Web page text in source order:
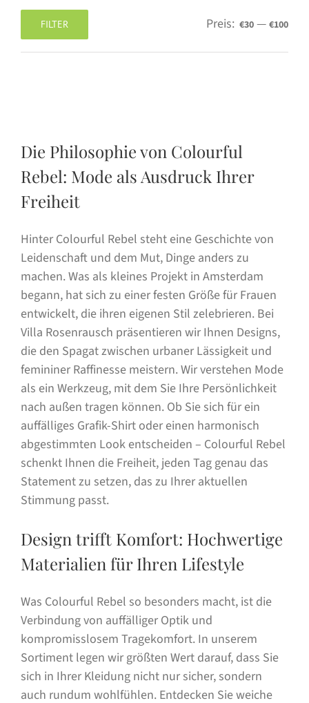
Preis
Max.
Preis
FILTER Preis: €30 —€100
Die Philosophie von Colourful
Rebel: Mode als Ausdruck Ihrer
Freiheit
Hinter Colourful Rebel steht eine Geschichte von
Leidenschaft und dem Mut, Dinge anders zu
machen. Was als kleines Projekt in Amsterdam
begann, hat sich zu einer festen Größe für Frauen
entwickelt, die ihren eigenen Stil zelebrieren. Bei
Villa Rosenrausch präsentieren wir Ihnen Designs,
die den Spagat zwischen urbaner Lässigkeit und
femininer Raffinesse meistern. Wir verstehen Mode
als ein Werkzeug, mit dem Sie Ihre Persönlichkeit
nach außen tragen können. Ob Sie sich für ein
auffälliges Grafik-Shirt oder einen harmonisch
abgestimmten Look entscheiden – Colourful Rebel
schenkt Ihnen die Freiheit, jeden Tag genau das
Statement zu setzen, das zu Ihrer aktuellen
Stimmung passt.
Design trifft Komfort: Hochwertige
Materialien für Ihren Lifestyle
Was Colourful Rebel so besonders macht, ist die
Verbindung von auffälliger Optik und
kompromisslosem Tragekomfort. In unserem
Sortiment legen wir größten Wert darauf, dass Sie
sich in Ihrer Kleidung nicht nur sicher, sondern
auch rundum wohlfühlen. Entdecken Sie weiche